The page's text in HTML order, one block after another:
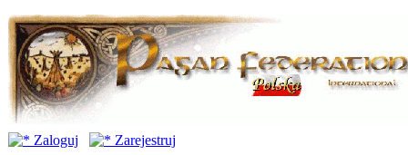
Zaloguj Zarejestruj